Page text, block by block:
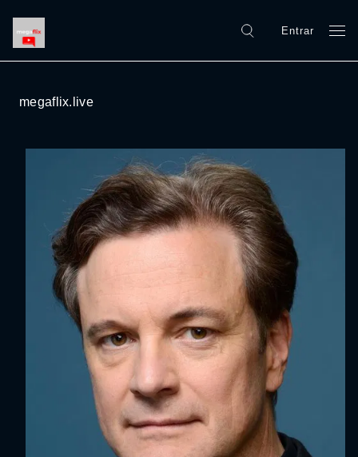
Entrar
megaflix.live